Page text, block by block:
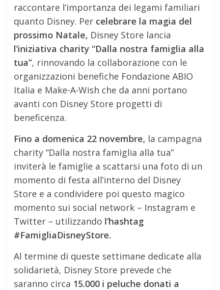
raccontare l’importanza dei legami familiari
quanto Disney. Per celebrare la magia del
prossimo Natale, Disney Store lancia
l’iniziativa charity “Dalla nostra famiglia alla
tua”, rinnovando la collaborazione con le
organizzazioni benefiche Fondazione ABIO
Italia e Make-A-Wish che da anni portano
avanti con Disney Store progetti di
beneficenza.
Fino a domenica 22 novembre, la campagna
charity “Dalla nostra famiglia alla tua”
inviterà le famiglie a scattarsi una foto di un
momento di festa all’interno del Disney
Store e a condividere poi questo magico
momento sui social network – Instagram e
Twitter – utilizzando l’hashtag
#FamigliaDisneyStore.
Al termine di queste settimane dedicate alla
solidarietà, Disney Store prevede che
saranno circa 15.000 i peluche donati a